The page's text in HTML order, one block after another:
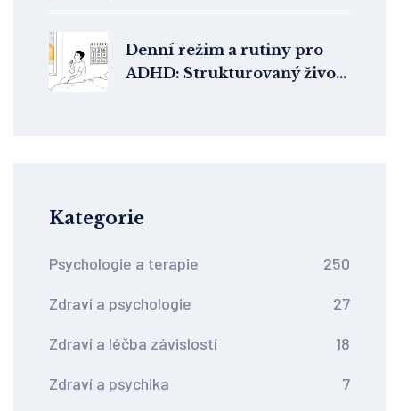
Denní režim a rutiny pro
ADHD: Strukturovaný život
Kategorie
Psychologie a terapie 250
Zdraví a psychologie 27
Zdraví a léčba závislostí 18
Zdraví a psychika 7